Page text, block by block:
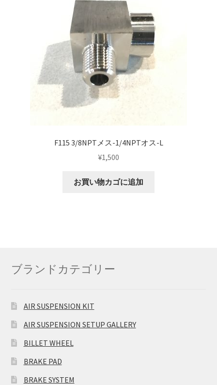
構造変更
F115 3/8NPTメス-1/4NPTオス-L
¥1,500
お買い物カゴに追加
ブランドカテゴリー
AIR SUSPENSION KIT
AIR SUSPENSION SETUP GALLERY
BILLET WHEEL
BRAKE PAD
BRAKE SYSTEM